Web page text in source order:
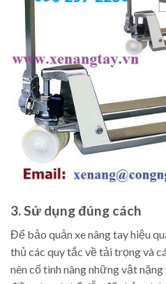
3. Sử dụng đúng cách
Để bảo quản xe nâng tay hiệu
thủ các quy tắc về tải trọng và
nên cố tình nâng những vật